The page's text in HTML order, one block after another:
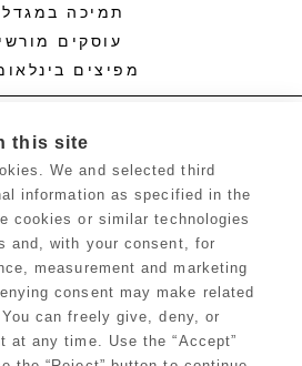
תמיכה
עוסקים
מפיצים
לוחות זמנים של
הליכים
תוויות וגיליונות SDS
בלוג
מרכז המגדלים™
טפסים
יישום סוחר
this site
We and selected third
information as specified in the
cookies or similar technologies
and, with your consent, for
measurement and marketing
consent may make related
can freely give, deny, or
at any time. Use the “Accept”